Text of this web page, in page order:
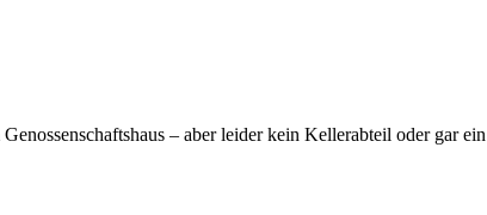
– aber leider kein Kellerabteil oder gar